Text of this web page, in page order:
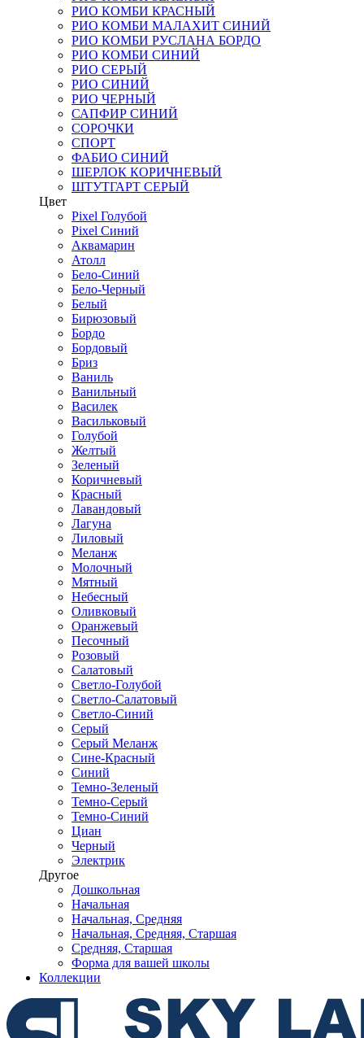
РИО КОМБИ КРАСНЫЙ
РИО КОМБИ МАЛАХИТ СИНИЙ
РИО КОМБИ РУСЛАНА БОРДО
РИО КОМБИ СИНИЙ
РИО СЕРЫЙ
РИО СИНИЙ
РИО ЧЕРНЫЙ
САПФИР СИНИЙ
СОРОЧКИ
СПОРТ
ФАБИО СИНИЙ
ШЕРЛОК КОРИЧНЕВЫЙ
ШТУТГАРТ СЕРЫЙ
Цвет
Pixel Голубой
Pixel Синий
Аквамарин
Атолл
Бело-Синий
Бело-Черный
Белый
Бирюзовый
Бордо
Бордовый
Бриз
Ваниль
Ванильный
Василек
Васильковый
Голубой
Желтый
Зеленый
Коричневый
Красный
Лавандовый
Лагуна
Лиловый
Меланж
Молочный
Мятный
Небесный
Оливковый
Оранжевый
Песочный
Розовый
Салатовый
Светло-Голубой
Светло-Салатовый
Светло-Синий
Серый
Серый Меланж
Сине-Красный
Синий
Темно-Зеленый
Темно-Серый
Темно-Синий
Циан
Черный
Электрик
Другое
Дошкольная
Начальная
Начальная, Средняя
Начальная, Средняя, Старшая
Средняя, Старшая
Форма для вашей школы
Коллекции